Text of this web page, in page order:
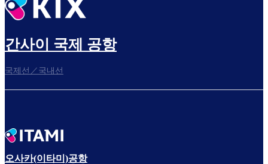
간사이 국제 공항
국제선／국내선
오사카(이타미)공항